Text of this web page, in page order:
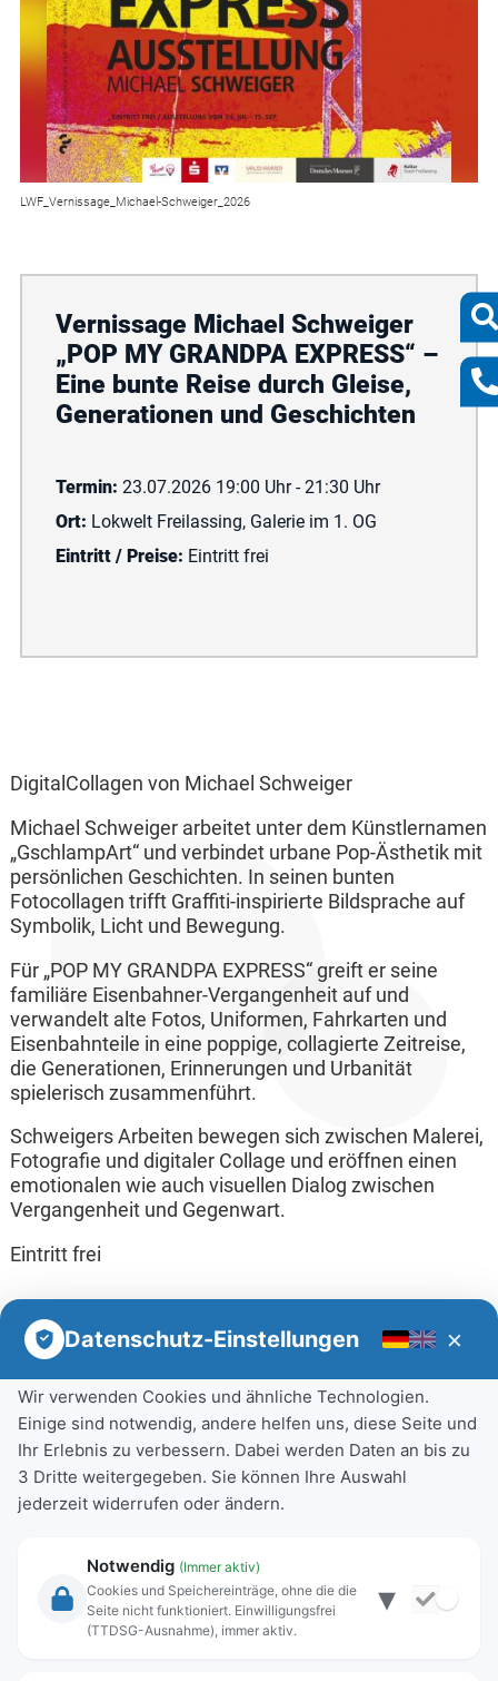
LWF_Vernissage_Michael-Schweiger_2026
Vernissage Michael Schweiger
„POP MY GRANDPA EXPRESS“ –
Eine bunte Reise durch Gleise,
Generationen und Geschichten
Termin: 23.07.2026 19:00 Uhr - 21:30 Uhr
Ort: Lokwelt Freilassing, Galerie im 1. OG
Eintritt / Preise: Eintritt frei
DigitalCollagen von Michael Schweiger
Michael Schweiger arbeitet unter dem Künstlernamen
„GschlampArt“ und verbindet urbane Pop-Ästhetik mit
persönlichen Geschichten. In seinen bunten
Fotocollagen trifft Graffiti-inspirierte Bildsprache auf
Symbolik, Licht und Bewegung.
Für „POP MY GRANDPA EXPRESS“ greift er seine
familiäre Eisenbahner-Vergangenheit auf und
verwandelt alte Fotos, Uniformen, Fahrkarten und
Eisenbahnteile in eine poppige, collagierte Zeitreise,
die Generationen, Erinnerungen und Urbanität
spielerisch zusammenführt.
Schweigers Arbeiten bewegen sich zwischen Malerei,
Fotografie und digitaler Collage und eröffnen einen
emotionalen wie auch visuellen Dialog zwischen
Vergangenheit und Gegenwart.
Eintritt frei
Datenschutz-Einstellungen ×
Wir verwenden Cookies und ähnliche Technologien.
Einige sind notwendig, andere helfen uns, diese Seite und
Ihr Erlebnis zu verbessern. Dabei werden Daten an bis zu
3 Dritte weitergegeben. Sie können Ihre Auswahl
jederzeit widerrufen oder ändern.
Notwendig (Immer aktiv)
Cookies und Speichereinträge, ohne die die
Seite nicht funktioniert. Einwilligungsfrei
(TTDSG-Ausnahme), immer aktiv.
▾